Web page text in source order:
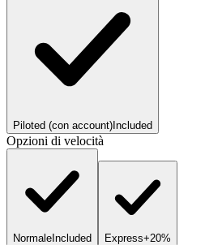
Piloted (con account) Included
Opzioni di velocità
Normale Included Express+20%